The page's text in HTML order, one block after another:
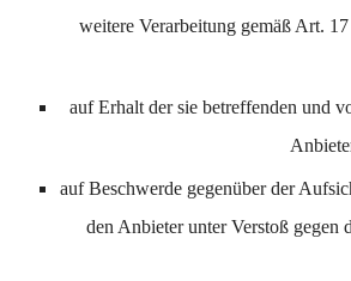
weitere Verarbeitung gemäß Art.
auf Erhalt der sie betreffenden und
auf Beschwerde gegenüber der
den Anbieter unter Verstoß gegen